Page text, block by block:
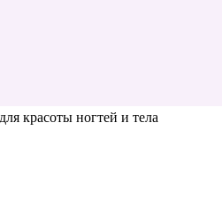
красоты ногтей и тела